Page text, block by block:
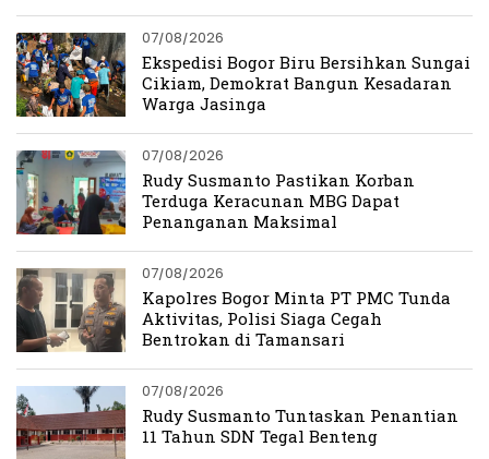
07/08/2026
Ekspedisi Bogor Biru Bersihkan Sungai
Cikiam, Demokrat Bangun Kesadaran
Warga Jasinga
07/08/2026
Rudy Susmanto Pastikan Korban
Terduga Keracunan MBG Dapat
Penanganan Maksimal
07/08/2026
Kapolres Bogor Minta PT PMC Tunda
Aktivitas, Polisi Siaga Cegah
Bentrokan di Tamansari
07/08/2026
Rudy Susmanto Tuntaskan Penantian
11 Tahun SDN Tegal Benteng